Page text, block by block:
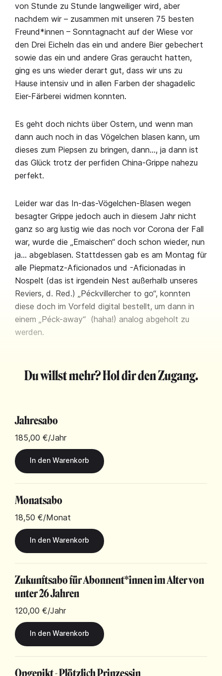
von Stunde zu Stunde langweiliger wird, aber
nachdem wir – zusammen mit unseren 75 besten
Freund*innen – Sonntagnacht auf der Wiese vor
den Drei Eicheln das ein und andere Bier gebechert
sowie das ein und andere Gras geraucht hatten,
ging es uns wieder derart gut, dass wir uns zu
Hause intensiv und in allen Farben der shagadelic
Eier-Färberei widmen konnten.
Es geht doch nichts über Ostern, und wenn man
dann auch noch in das Vögelchen blasen kann, um
dieses zum Piepsen zu bringen, dann…, ja dann ist
das Glück trotz der perfiden China-Grippe nahezu
perfekt.
Leider war das In-das-Vögelchen-Blasen wegen
besagter Grippe jedoch auch in diesem Jahr nicht
ganz so arg lustig wie das noch vor Corona der Fall
war, wurde die „Emaischen“ doch schon wieder, nun
ja… abgeblasen. Stattdessen gab es am Montag für
alle Piepmatz-Aficionados und -Aficionadas in
Nospelt (das ist irgendein Nest außerhalb unseres
Reviers, d. Red.) „Péckvillercher to go“, konnten
diese doch im Vorfeld digital bestellt, um dann in
einem „Péck-away“ (haha!) analog abgeholt zu
werden.
Du willst mehr? Hol dir den Zugang.
Jahresabo
185,00 €/Jahr
Monatsabo
18,50 €/Monat
Zukunftsabo für Abonnent*innen im Alter von
unter 26 Jahren
120,00 €/Jahr
Opgepikt - Plötzlich Prinzessin